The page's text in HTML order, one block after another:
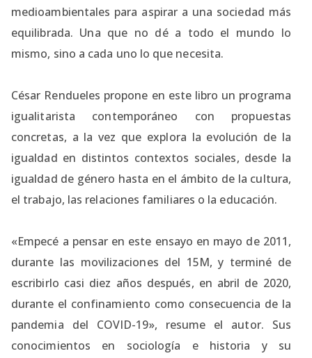
medioambientales para aspirar a una sociedad más
equilibrada. Una que no dé a todo el mundo lo
mismo, sino a cada uno lo que necesita.
César Rendueles propone en este libro un programa
igualitarista contemporáneo con propuestas
concretas, a la vez que explora la evolución de la
igualdad en distintos contextos sociales, desde la
igualdad de género hasta en el ámbito de la cultura,
el trabajo, las relaciones familiares o la educación.
«Empecé a pensar en este ensayo en mayo de 2011,
durante las movilizaciones del 15M, y terminé de
escribirlo casi diez años después, en abril de 2020,
durante el confinamiento como consecuencia de la
pandemia del COVID-19», resume el autor. Sus
conocimientos en sociología e historia y su